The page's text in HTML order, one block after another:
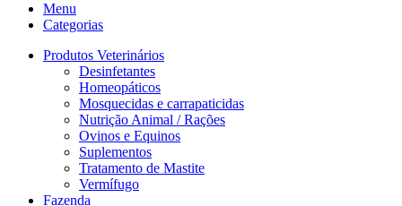
Menu
Categorias
Produtos Veterinários
Desinfetantes
Homeopáticos
Mosquecidas e carrapaticidas
Nutrição Animal / Rações
Ovinos e Equinos
Suplementos
Tratamento de Mastite
Vermífugo
Fazenda